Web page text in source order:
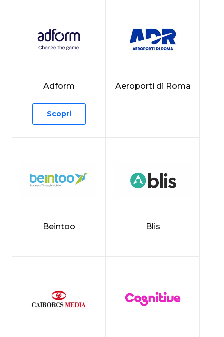
Adform
Scopri
Aeroporti di Roma
Beintoo Blis